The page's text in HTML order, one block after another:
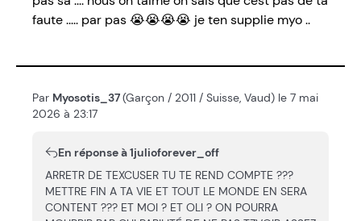
faute ..... par pas 😭😭😭😭 je ten supplie myo ..
Par Myosotis_37(Garçon / 2011 / Suisse, Vaud) le 7 mai
2026 à 23:17
En réponse à 1julioforever_off
ARRETR DE TEXCUSER TU TE REND COMPTE ???
METTRE FIN A TA VIE ET TOUT LE MONDE EN SERA
CONTENT ??? ET MOI ? ET OLI ? ON POURRA